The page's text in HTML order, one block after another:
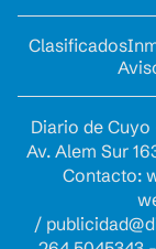
Clasificados
Diario de
Av. Alem Sur
Contacto:
/